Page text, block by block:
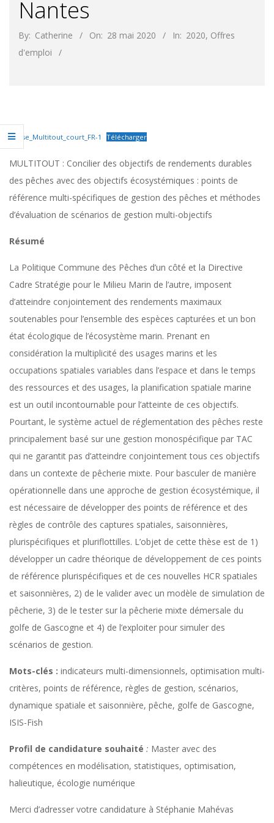
Nantes
By: Catherine On: 28 mai 2020 In: 2020, Offres
d'emploi
Thèse_Multitout_court_FR-1 Télécharger
MULTITOUT : Concilier des objectifs de rendements durables
des pêches avec des objectifs écosystémiques : points de
référence multi-spécifiques de gestion des pêches et méthodes
d’évaluation de scénarios de gestion multi-objectifs
Résumé
La Politique Commune des Pêches d’un côté et la Directive
Cadre Stratégie pour le Milieu Marin de l’autre, imposent
d’atteindre conjointement des rendements maximaux
soutenables pour l’ensemble des espèces capturées et un bon
état écologique de l’écosystème marin. Prenant en
considération la multiplicité des usages marins et les
occupations spatiales variables dans l’espace et dans le temps
des ressources et des usages, la planification spatiale marine
est un outil incontournable pour l’atteinte de ces objectifs.
Pourtant, le système actuel de réglementation des pêches reste
principalement basé sur une gestion monospécifique par TAC
qui ne garantit pas d’atteindre conjointement tous ces objectifs
dans un contexte de pêcherie mixte. Pour basculer de manière
opérationnelle dans une approche de gestion écosystémique, il
est nécessaire de développer des points de référence et des
règles de contrôle des captures spatiales, saisonnières,
plurispécifiques et pluriflottilles. L’objet de cette thèse est de 1)
développer un cadre théorique de développement de ces points
de référence plurispécifiques et de ces nouvelles HCR spatiales
et saisonnières, 2) de le valider avec un modèle de simulation de
pêcherie, 3) de le tester sur la pêcherie mixte démersale du
golfe de Gascogne et 4) de l’exploiter pour simuler des
scénarios de gestion.
Mots-clés : indicateurs multi-dimensionnels, optimisation multi-
critères, points de référence, règles de gestion, scénarios,
dynamique spatiale et saisonnière, pêche, golfe de Gascogne,
ISIS-Fish
Profil de candidature souhaité : Master avec des
compétences en modélisation, statistiques, optimisation,
halieutique, écologie numérique
Merci d’adresser votre candidature à Stéphanie Mahévas